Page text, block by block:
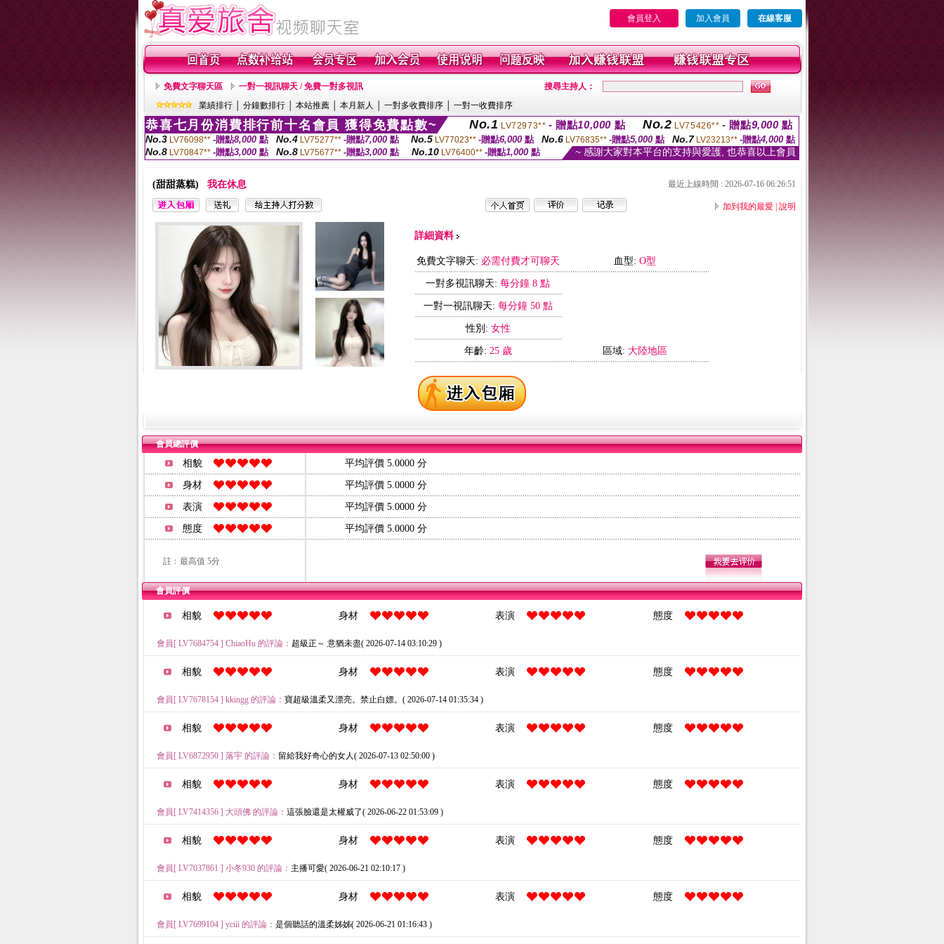
會員登入 加入會員 在線客服
免費文字聊天區 一對一視訊聊天 / 免費一對多視訊
搜尋主持人：
業績排行
分鐘數排行 本站推薦 本月新人 一對多收費排序 一對一收費排序
恭喜七月份消費排行前十名會員 獲得免費點數~ No.1 LV72973** - 贈點10,000 點 No.2 LV75426** - 贈點9,000點
No.3 LV76098** -贈點8,000 點 No.4 LV75277** -贈點7,000 點 No.5 LV77023** -贈點6,000點 No.6 LV76835** -贈點5,000點 No.7 LV23213** -贈點4,000點
No.8 LV70847** -贈點3,000 點 No.8 LV75677** -贈點3,000 點 No.10 LV76400** -贈點1,000點 ~ 感謝大家對本平台的支持與愛護, 也恭喜以上會員
(甜甜蒸糕) 我在休息 最近上線時間 : 2026-07-16 06:26:51
加到我的最愛 說明
詳細資料
免費文字聊天: 必需付費才可聊天 血型: O型
一對多視訊聊天: 每分鐘 8 點
一對一視訊聊天: 每分鐘 50 點
性別: 女性
年齡: 25 歲 區域: 大陸地區
會員總評價
相貌 平均評價 5.0000 分
身材 平均評價 5.0000 分
表演 平均評價 5.0000 分
態度 平均評價 5.0000 分
註﹕最高值 5分
會員評價
相貌 身材 表演 態度
會員[ LV7684754 ] ChiaoHu 的評論： 超級正～ 意猶未盡( 2026-07-14 03:10:29 )
相貌 身材 表演 態度
會員[ LV7678154 ] kkingg 的評論： 寶超級溫柔又漂亮。禁止白嫖。( 2026-07-14 01:35:34 )
相貌 身材 表演 態度
會員[ LV6872950 ] 落宇 的評論： 留給我好奇心的女人( 2026-07-13 02:50:00 )
相貌 身材 表演 態度
會員[ LV7414356 ] 大頭佛 的評論： 這張臉還是太權威了( 2026-06-22 01:53:09 )
相貌 身材 表演 態度
會員[ LV7037861 ] 小冬930 的評論： 主播可愛( 2026-06-21 02:10:17 )
相貌 身材 表演 態度
會員[ LV7699104 ] yciii 的評論： 是個聽話的溫柔姊姊( 2026-06-21 01:16:43 )